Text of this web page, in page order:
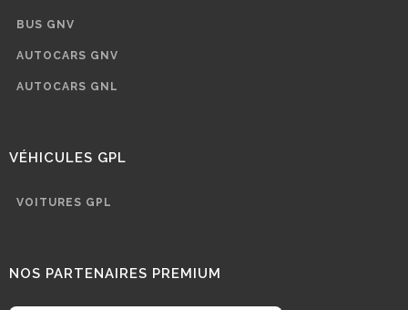
BUS GNV
AUTOCARS GNV
AUTOCARS GNL
VÉHICULES GPL
VOITURES GPL
NOS PARTENAIRES PREMIUM